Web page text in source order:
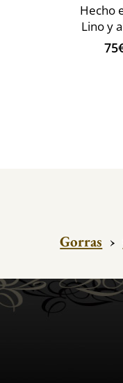
Hecho
Lino y
Gorras ›